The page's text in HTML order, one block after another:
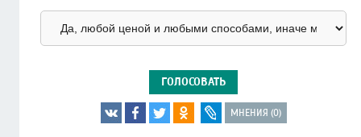
ГОЛОСОВАТЬ
МНЕНИЯ (0)